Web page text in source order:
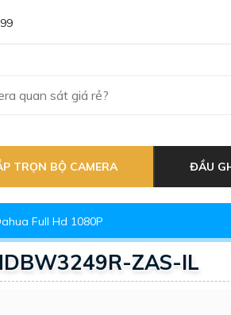
TRỌN BỘ CAMERA ĐẦU
Full Hd 1080P
ZAS-IL